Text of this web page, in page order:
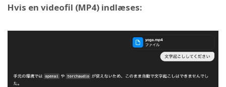
Hvis en videofil (MP4) indlæses: